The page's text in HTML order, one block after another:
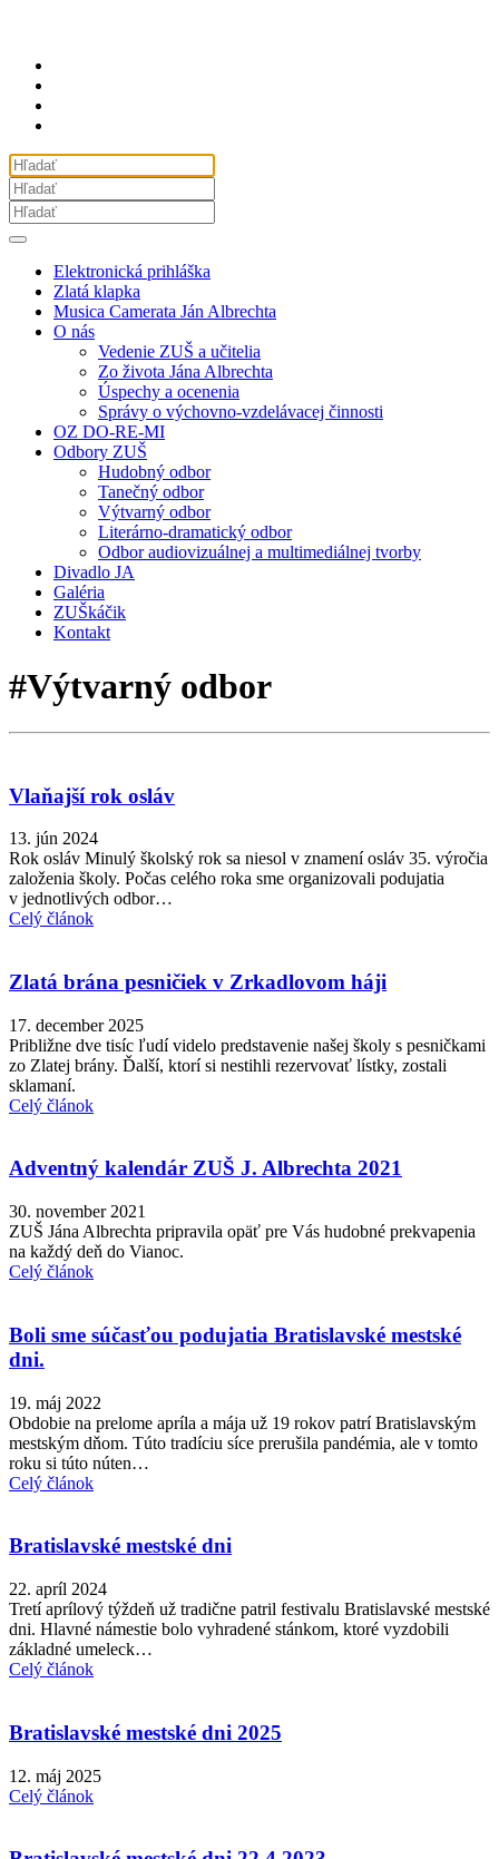
Elektronická prihláška
Zlatá klapka
Musica Camerata Ján Albrechta
O nás
Vedenie ZUŠ a učitelia
Zo života Jána Albrechta
Úspechy a ocenenia
Správy o výchovno-vzdelávacej činnosti
OZ DO-RE-MI
Odbory ZUŠ
Hudobný odbor
Tanečný odbor
Výtvarný odbor
Literárno-dramatický odbor
Odbor audiovizuálnej a multimediálnej tvorby
Divadlo JA
Galéria
ZUŠkáčik
Kontakt
#Výtvarný odbor
Vlaňajší rok osláv
13. jún 2024
Rok osláv Minulý školský rok sa niesol v znamení osláv 35. výročia
založenia školy. Počas celého roka sme organizovali podujatia
v jednotlivých odbor…
Celý článok
Zlatá brána pesničiek v Zrkadlovom háji
17. december 2025
Približne dve tisíc ľudí videlo predstavenie našej školy s pesničkami
zo Zlatej brány. Ďalší, ktorí si nestihli rezervovať lístky, zostali
sklamaní.
Celý článok
Adventný kalendár ZUŠ J. Albrechta 2021
30. november 2021
ZUŠ Jána Albrechta pripravila opäť pre Vás hudobné prekvapenia
na každý deň do Vianoc.
Celý článok
Boli sme súčasťou podujatia Bratislavské mestské
dni.
19. máj 2022
Obdobie na prelome apríla a mája už 19 rokov patrí Bratislavským
mestským dňom. Túto tradíciu síce prerušila pandémia, ale v tomto
roku si túto núten…
Celý článok
Bratislavské mestské dni
22. apríl 2024
Tretí aprílový týždeň už tradične patril festivalu Bratislavské mestské
dni. Hlavné námestie bolo vyhradené stánkom, ktoré vyzdobili
základné umeleck…
Celý článok
Bratislavské mestské dni 2025
12. máj 2025
Celý článok